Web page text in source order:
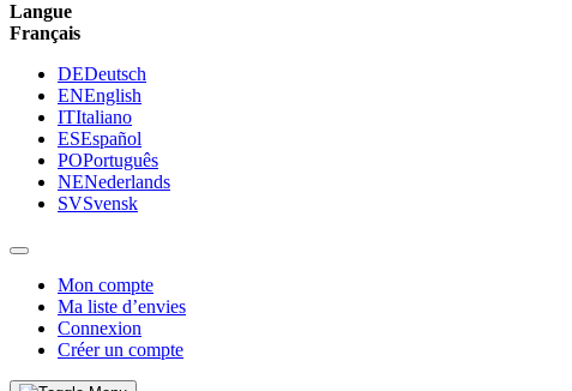
Langue
Français
DEDeutsch
ENEnglish
ITItaliano
ESEspañol
POPortuguês
NENederlands
SVSvensk
Mon compte
Ma liste d’envies
Connexion
Créer un compte